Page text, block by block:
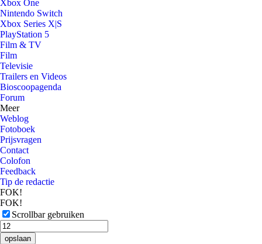
Xbox One
Nintendo Switch
Xbox Series X|S
PlayStation 5
Film & TV
Film
Televisie
Trailers en Videos
Bioscoopagenda
Forum
Meer
Weblog
Fotoboek
Prijsvragen
Contact
Colofon
Feedback
Tip de redactie
FOK!
FOK!
Scrollbar gebruiken
opslaan